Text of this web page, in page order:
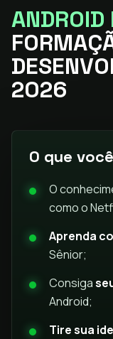
ANDROID
2026
O que
O
como o
Aprenda
Sênior;
Consiga
Android;
Tire sua